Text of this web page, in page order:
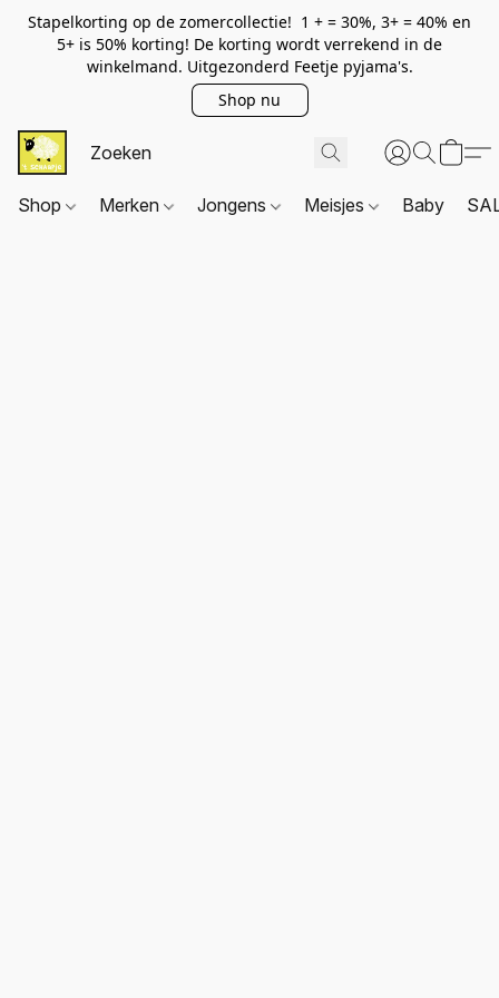
Stapelkorting op de zomercollectie! 1 + = 30%, 3+ = 40% en
5+ is 50% korting! De korting wordt verrekend in de
winkelmand. Uitgezonderd Feetje pyjama's.
Shop nu
Shop Merken Jongens Meisjes Baby